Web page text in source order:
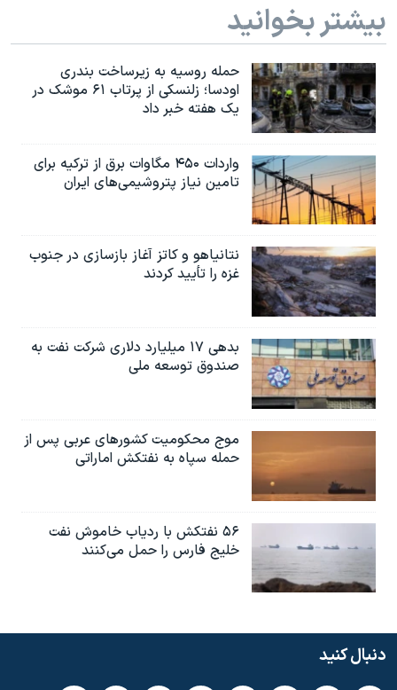
بیشتر بخوانید
حمله روسیه به زیرساخت بندری
اودسا؛ زلنسکی از پرتاب ۶۱ موشک در
یک هفته خبر داد
واردات ۴۵۰ مگاوات برق از ترکیه برای
تامین نیاز پتروشیمی‌های ایران
نتانیاهو و کاتز آغاز بازسازی در جنوب
غزه را تأیید کردند
بدهی ۱۷ میلیارد دلاری شرکت نفت به
صندوق توسعه ملی
موج محکومیت کشورهای عربی پس از
حمله سپاه به نفتکش اماراتی
۵۶ نفتکش با ردیاب خاموش نفت
خلیج فارس را حمل می‌کنند
دنبال کنید